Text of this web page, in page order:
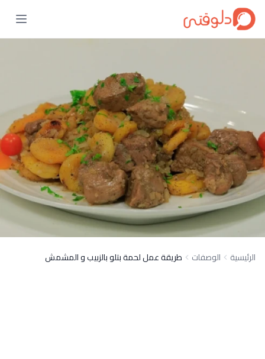
الرئيسية الوصفات طريقة عمل لحمة بتلو بالزبيب و المشمش